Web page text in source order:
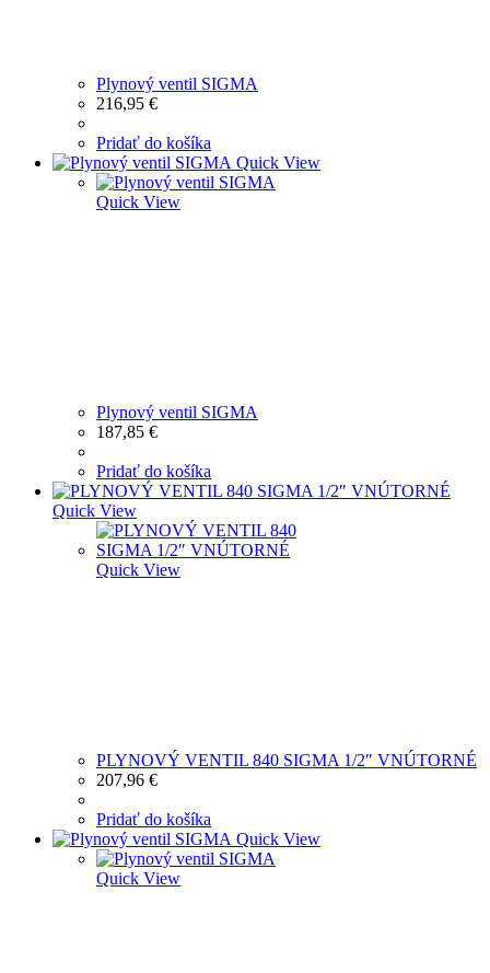
Plynový ventil SIGMA
216,95 €
Pridať do košíka
Quick View
Quick View
Plynový ventil SIGMA
187,85 €
Pridať do košíka
Quick View
Quick View
PLYNOVÝ VENTIL 840 SIGMA 1/2″ VNÚTORNÉ
207,96 €
Pridať do košíka
Quick View
Quick View